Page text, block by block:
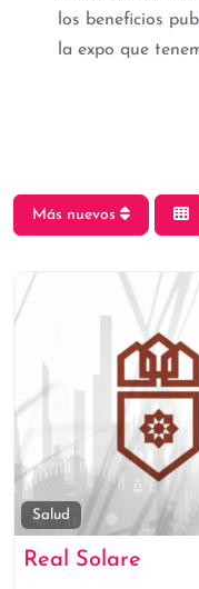
los beneficios
la expo que
Más nuevos
Salud
Real Solare